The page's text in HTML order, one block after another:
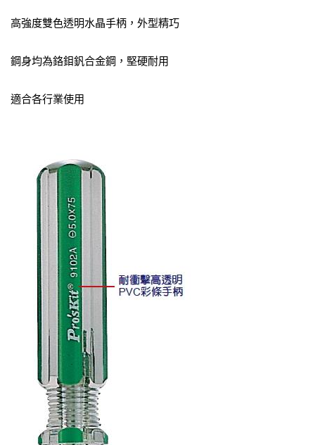
高強度雙色透明水晶手柄，外型精巧
鋼身均為鉻鉬釩合金鋼，堅硬耐用
適合各行業使用